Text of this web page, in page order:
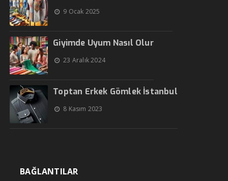
9 Ocak 2025
Giyimde Uyum Nasıl Olur
23 Aralık 2024
Toptan Erkek Gömlek İstanbul
8 Kasım 2023
BAĞLANTILAR